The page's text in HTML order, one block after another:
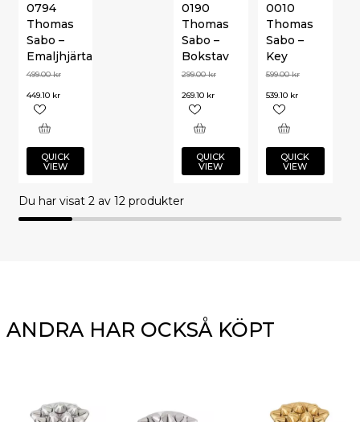
0010
Thomas
Sabo –
Key
599.00kr
539.10 kr
QUICK
VIEW
0794
Thomas
Sabo –
Emaljhjärta
499.00kr
449.10 kr
QUICK
VIEW
0190
Thomas
Sabo –
Bokstav
299.00kr
269.10 kr
QUICK
VIEW
Du har visat 2av 12 produkter
ANDRA HAR OCKSÅ KÖPT